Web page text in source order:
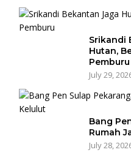
Srikandi
Hutan,
Pemburu
July 29,
Bang
Rumah
July 28,